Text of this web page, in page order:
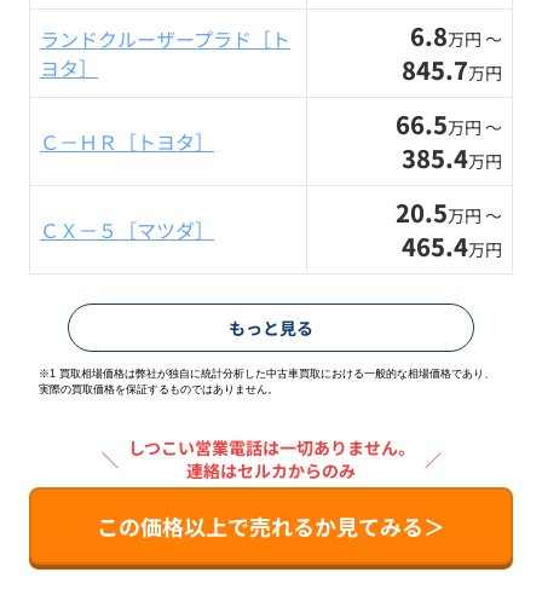
ランドクルーザープラド［ト
ヨタ］
6.8万円 〜
845.7万円
Ｃ－ＨＲ［トヨタ］ 66.5万円 〜
385.4万円
ＣＸ－５［マツダ］ 20.5万円 〜
465.4万円
もっと見る
※1 買取相場価格は弊社が独自に統計分析した中古車買取における一般的な相場価格であり、
実際の買取価格を保証するものではありません。
＼ しつこい営業電話は一切ありません。
連絡はセルカからのみ
／
この価格以上で売れるか見てみる＞